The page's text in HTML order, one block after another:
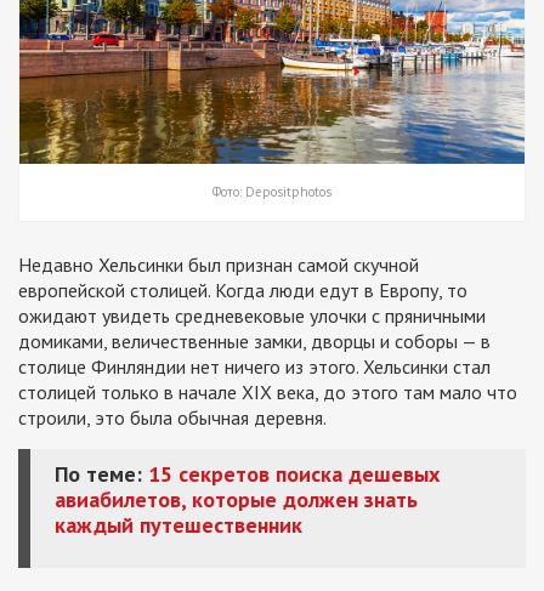
Фото: Depositphotos
Недавно Хельсинки был признан самой скучной
европейской столицей. Когда люди едут в Европу, то
ожидают увидеть средневековые улочки с пряничными
домиками, величественные замки, дворцы и соборы — в
столице Финляндии нет ничего из этого. Хельсинки стал
столицей только в начале XIX века, до этого там мало что
строили, это была обычная деревня.
По теме: 15 секретов поиска дешевых
авиабилетов, которые должен знать
каждый путешественник